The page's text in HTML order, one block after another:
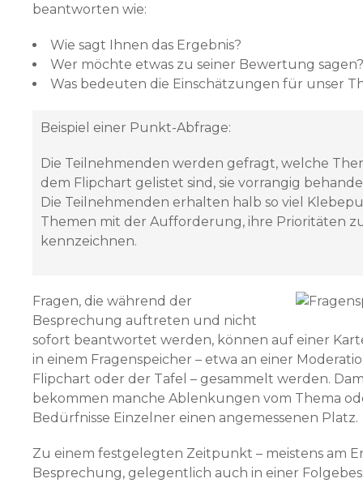
beantworten wie:
Wie sagt Ihnen das Ergebnis?
Wer möchte etwas zu seiner Bewertung sagen?
Was bedeuten die Einschätzungen für unser
Beispiel einer Punkt-Abfrage:
Die Teilnehmenden werden gefragt, welche
dem Flipchart gelistet sind, sie vorrangig
Die Teilnehmenden erhalten halb so viel
Themen mit der Aufforderung, ihre Prioritäten
kennzeichnen.
Fragen, die während der
Besprechung auftreten und nicht
sofort beantwortet werden, können auf einer
in einem Fragenspeicher – etwa an einer
Flipchart oder der Tafel – gesammelt werden.
bekommen manche Ablenkungen vom Thema
Bedürfnisse Einzelner einen angemessenen Platz.
Zu einem festgelegten Zeitpunkt – meistens am
Besprechung, gelegentlich auch in einer